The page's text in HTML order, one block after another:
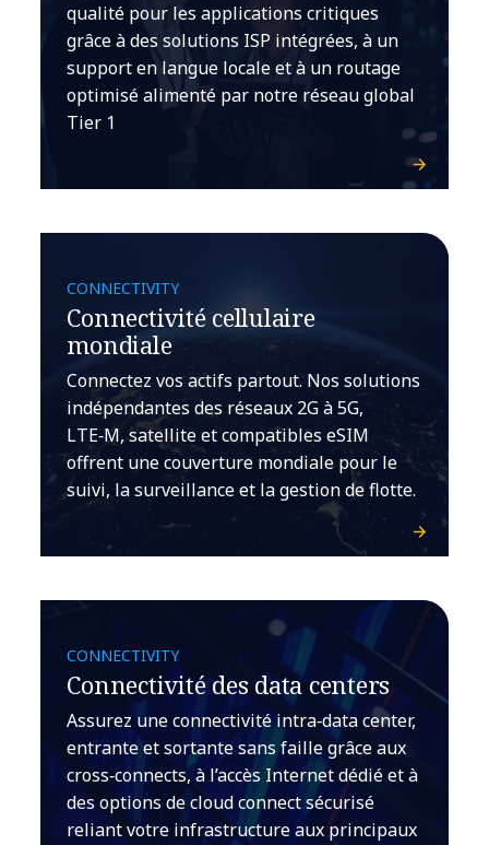
qualité pour les applications critiques
grâce à des solutions ISP intégrées, à un
support en langue locale et à un routage
optimisé alimenté par notre réseau global
Tier 1
CONNECTIVITY
Connectivité cellulaire
mondiale
Connectez vos actifs partout. Nos solutions
indépendantes des réseaux 2G à 5G,
LTE‑M, satellite et compatibles eSIM
offrent une couverture mondiale pour le
suivi, la surveillance et la gestion de flotte.
CONNECTIVITY
Connectivité des data centers
Assurez une connectivité intra‑data center,
entrante et sortante sans faille grâce aux
cross‑connects, à l’accès Internet dédié et à
des options de cloud connect sécurisé
reliant votre infrastructure aux principaux